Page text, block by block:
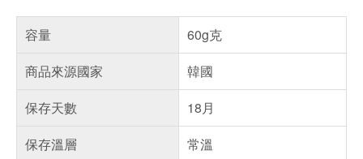
容量
60g克
商品來源國家
韓國
保存天數
18月
保存溫層
常溫